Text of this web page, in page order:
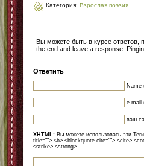
Категория: Взрослая поэзия
Вы можете быть в курсе ответов,
the end and leave a response.
Ответить
Name
e-mail
ваш
XHTML: Вы можете использовать эти
title=""> <b> <blockquote cite=""> <cite>
<strike> <strong>